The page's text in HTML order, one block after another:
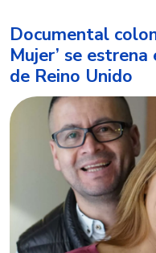
Documental
Mujer’ se
de Reino Unido